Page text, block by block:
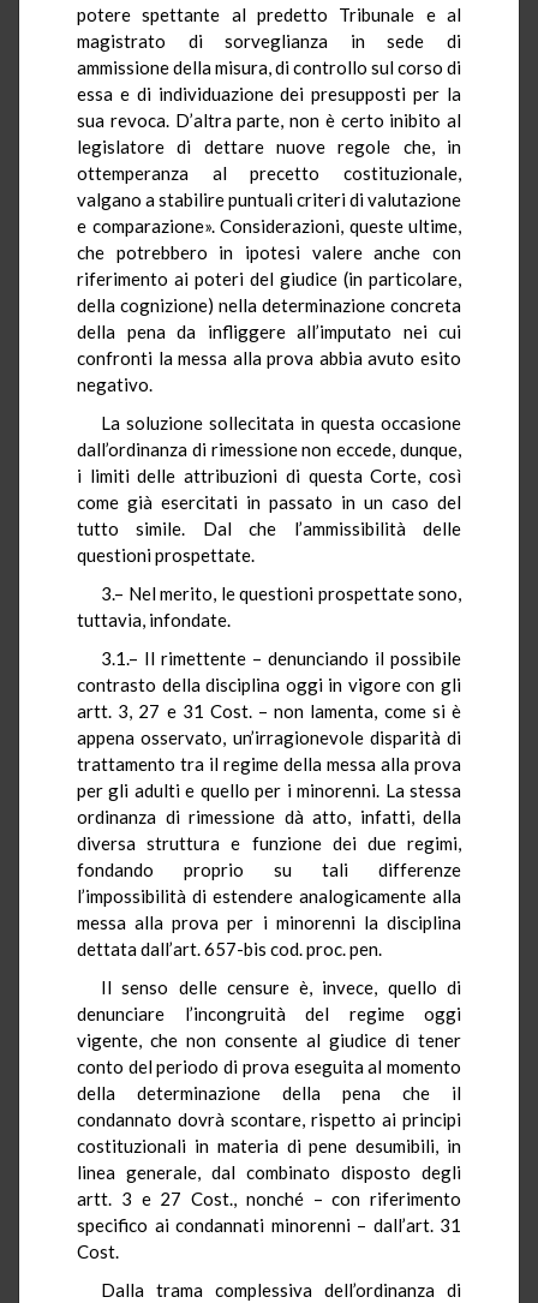
potere spettante al predetto Tribunale e al
magistrato di sorveglianza in sede di
ammissione della misura, di controllo sul corso di
essa e di individuazione dei presupposti per la
sua revoca. D’altra parte, non è certo inibito al
legislatore di dettare nuove regole che, in
ottemperanza al precetto costituzionale,
valgano a stabilire puntuali criteri di valutazione
e comparazione». Considerazioni, queste ultime,
che potrebbero in ipotesi valere anche con
riferimento ai poteri del giudice (in particolare,
della cognizione) nella determinazione concreta
della pena da infliggere all’imputato nei cui
confronti la messa alla prova abbia avuto esito
negativo.
La soluzione sollecitata in questa occasione
dall’ordinanza di rimessione non eccede, dunque,
i limiti delle attribuzioni di questa Corte, così
come già esercitati in passato in un caso del
tutto simile. Dal che l’ammissibilità delle
questioni prospettate.
3.– Nel merito, le questioni prospettate sono,
tuttavia, infondate.
3.1.– Il rimettente – denunciando il possibile
contrasto della disciplina oggi in vigore con gli
artt. 3, 27 e 31 Cost. – non lamenta, come si è
appena osservato, un’irragionevole disparità di
trattamento tra il regime della messa alla prova
per gli adulti e quello per i minorenni. La stessa
ordinanza di rimessione dà atto, infatti, della
diversa struttura e funzione dei due regimi,
fondando proprio su tali differenze
l’impossibilità di estendere analogicamente alla
messa alla prova per i minorenni la disciplina
dettata dall’art. 657-bis cod. proc. pen.
Il senso delle censure è, invece, quello di
denunciare l’incongruità del regime oggi
vigente, che non consente al giudice di tener
conto del periodo di prova eseguita al momento
della determinazione della pena che il
condannato dovrà scontare, rispetto ai principi
costituzionali in materia di pene desumibili, in
linea generale, dal combinato disposto degli
artt. 3 e 27 Cost., nonché – con riferimento
specifico ai condannati minorenni – dall’art. 31
Cost.
Dalla trama complessiva dell’ordinanza di